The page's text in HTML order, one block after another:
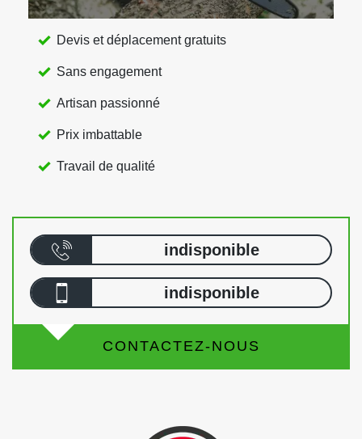
Devis et déplacement gratuits
Sans engagement
Artisan passionné
Prix imbattable
Travail de qualité
indisponible
indisponible
CONTACTEZ-NOUS